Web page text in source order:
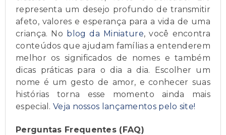
representa um desejo profundo de transmitir
afeto, valores e esperança para a vida de uma
criança. No blog da Miniature, você encontra
conteúdos que ajudam famílias a entenderem
melhor os significados de nomes e também
dicas práticas para o dia a dia. Escolher um
nome é um gesto de amor, e conhecer suas
histórias torna esse momento ainda mais
especial.Veja nossos lançamentos pelo site!
Perguntas Frequentes (FAQ)